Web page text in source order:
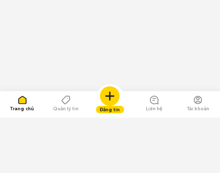
Trang chủ Quản lý tin Đăng tin Liên hệ Tài khoản